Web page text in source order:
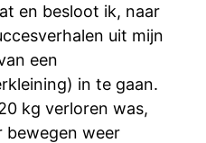
en besloot ik, naar
uit mijn
een
in te gaan.
kg verloren was,
bewegen weer